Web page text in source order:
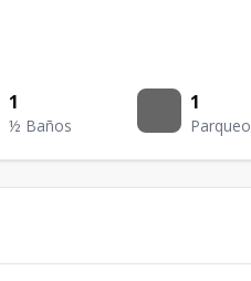
1
½ Baños
1
Parqueo